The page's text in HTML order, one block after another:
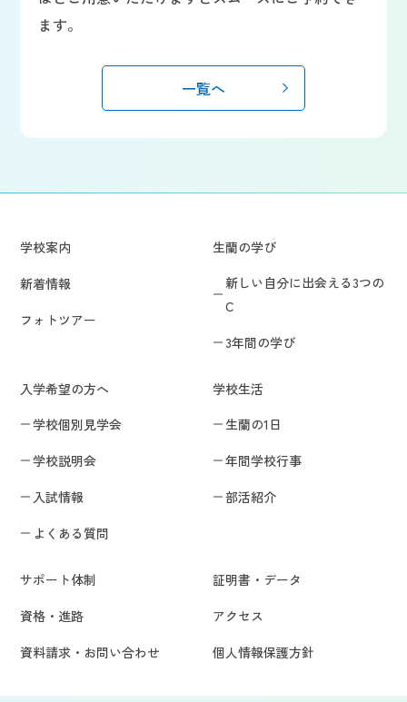
ます。
一覧へ
学校案内
新着情報
フォトツアー
生蘭の学び
新しい自分に出会える3つの
C
3年間の学び
入学希望の方へ
学校個別見学会
学校説明会
入試情報
よくある質問
学校生活
生蘭の1日
年間学校行事
部活紹介
サポート体制
資格・進路
資料請求・お問い合わせ
証明書・データ
アクセス
個人情報保護方針